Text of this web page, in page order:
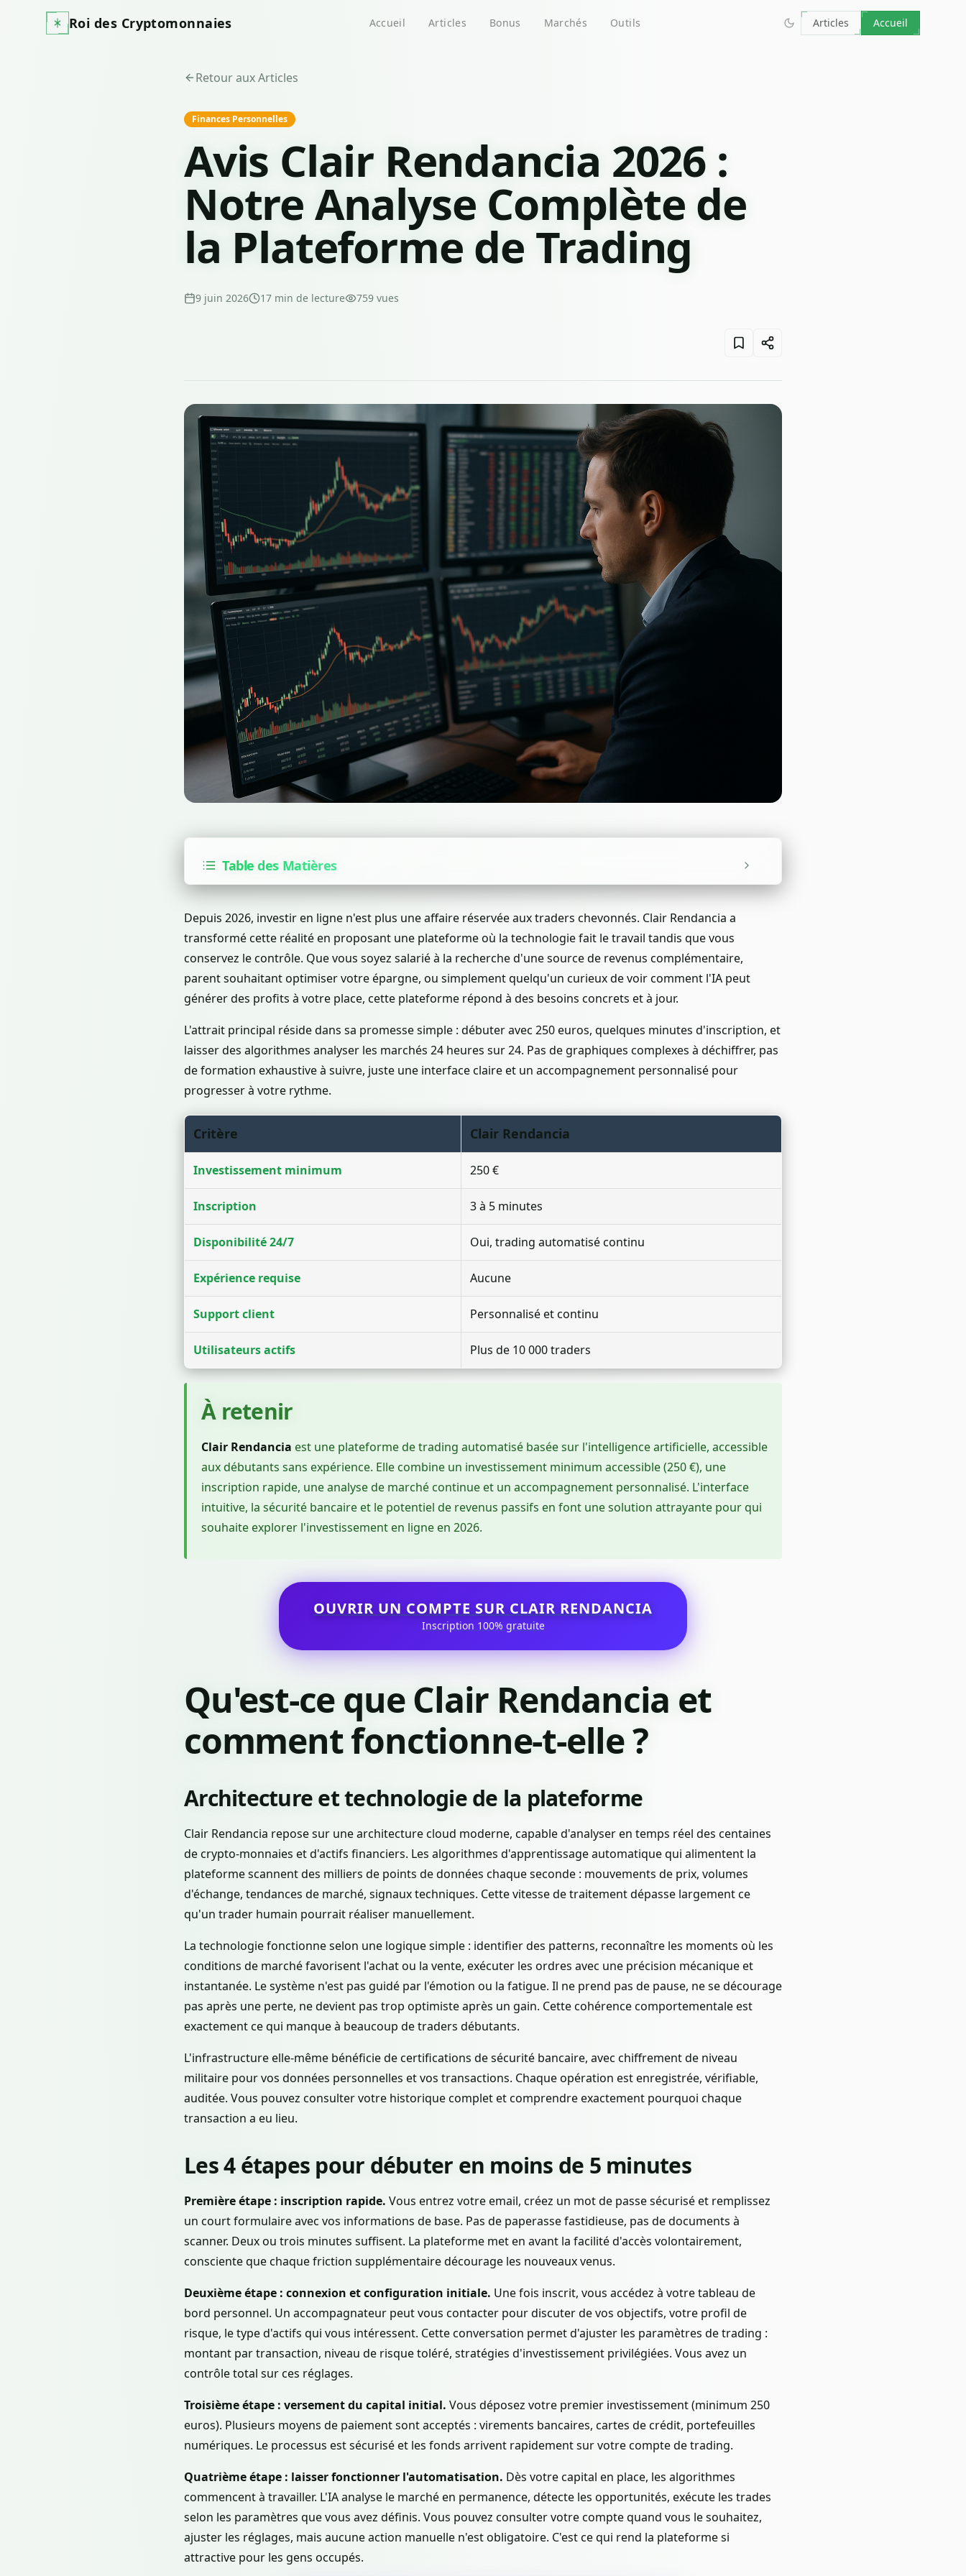
Roi des Cryptomonnaies Accueil Articles Bonus Marchés Outils Articles Accueil
Retour aux Articles
Finances Personnelles
Avis Clair Rendancia 2026 :
Notre Analyse Complète de
la Plateforme de Trading
9 juin 2026 17 min de lecture 759 vues
Table des Matières
Depuis 2026, investir en ligne n'est plus une affaire réservée aux traders chevonnés. Clair Rendancia a
transformé cette réalité en proposant une plateforme où la technologie fait le travail tandis que vous
conservez le contrôle. Que vous soyez salarié à la recherche d'une source de revenus complémentaire,
parent souhaitant optimiser votre épargne, ou simplement quelqu'un curieux de voir comment l'IA peut
générer des profits à votre place, cette plateforme répond à des besoins concrets et à jour.
L'attrait principal réside dans sa promesse simple : débuter avec 250 euros, quelques minutes d'inscription, et
laisser des algorithmes analyser les marchés 24 heures sur 24. Pas de graphiques complexes à déchiffrer, pas
de formation exhaustive à suivre, juste une interface claire et un accompagnement personnalisé pour
progresser à votre rythme.
Critère Clair Rendancia
Investissement minimum 250 €
Inscription 3 à 5 minutes
Disponibilité 24/7 Oui, trading automatisé continu
Expérience requise Aucune
Support client Personnalisé et continu
Utilisateurs actifs Plus de 10 000 traders
À retenir
Clair Rendancia est une plateforme de trading automatisé basée sur l'intelligence artificielle, accessible
aux débutants sans expérience. Elle combine un investissement minimum accessible (250 €), une
inscription rapide, une analyse de marché continue et un accompagnement personnalisé. L'interface
intuitive, la sécurité bancaire et le potentiel de revenus passifs en font une solution attrayante pour qui
souhaite explorer l'investissement en ligne en 2026.
OUVRIR UN COMPTE SUR CLAIR RENDANCIA
Inscription 100% gratuite
Qu'est-ce que Clair Rendancia et
comment fonctionne-t-elle ?
Architecture et technologie de la plateforme
Clair Rendancia repose sur une architecture cloud moderne, capable d'analyser en temps réel des centaines
de crypto-monnaies et d'actifs financiers. Les algorithmes d'apprentissage automatique qui alimentent la
plateforme scannent des milliers de points de données chaque seconde : mouvements de prix, volumes
d'échange, tendances de marché, signaux techniques. Cette vitesse de traitement dépasse largement ce
qu'un trader humain pourrait réaliser manuellement.
La technologie fonctionne selon une logique simple : identifier des patterns, reconnaître les moments où les
conditions de marché favorisent l'achat ou la vente, exécuter les ordres avec une précision mécanique et
instantanée. Le système n'est pas guidé par l'émotion ou la fatigue. Il ne prend pas de pause, ne se décourage
pas après une perte, ne devient pas trop optimiste après un gain. Cette cohérence comportementale est
exactement ce qui manque à beaucoup de traders débutants.
L'infrastructure elle-même bénéficie de certifications de sécurité bancaire, avec chiffrement de niveau
militaire pour vos données personnelles et vos transactions. Chaque opération est enregistrée, vérifiable,
auditée. Vous pouvez consulter votre historique complet et comprendre exactement pourquoi chaque
transaction a eu lieu.
Les 4 étapes pour débuter en moins de 5 minutes
Première étape : inscription rapide. Vous entrez votre email, créez un mot de passe sécurisé et remplissez
un court formulaire avec vos informations de base. Pas de paperasse fastidieuse, pas de documents à
scanner. Deux ou trois minutes suffisent. La plateforme met en avant la facilité d'accès volontairement,
consciente que chaque friction supplémentaire décourage les nouveaux venus.
Deuxième étape : connexion et configuration initiale. Une fois inscrit, vous accédez à votre tableau de
bord personnel. Un accompagnateur peut vous contacter pour discuter de vos objectifs, votre profil de
risque, le type d'actifs qui vous intéressent. Cette conversation permet d'ajuster les paramètres de trading :
montant par transaction, niveau de risque toléré, stratégies d'investissement privilégiées. Vous avez un
contrôle total sur ces réglages.
Troisième étape : versement du capital initial. Vous déposez votre premier investissement (minimum 250
euros). Plusieurs moyens de paiement sont acceptés : virements bancaires, cartes de crédit, portefeuilles
numériques. Le processus est sécurisé et les fonds arrivent rapidement sur votre compte de trading.
Quatrième étape : laisser fonctionner l'automatisation. Dès votre capital en place, les algorithmes
commencent à travailler. L'IA analyse le marché en permanence, détecte les opportunités, exécute les trades
selon les paramètres que vous avez définis. Vous pouvez consulter votre compte quand vous le souhaitez,
ajuster les réglages, mais aucune action manuelle n'est obligatoire. C'est ce qui rend la plateforme si
attractive pour les gens occupés.